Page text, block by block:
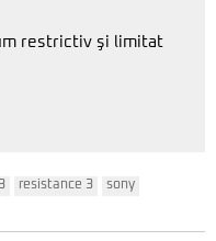
restrictiv şi limitat
resistance 3 sony